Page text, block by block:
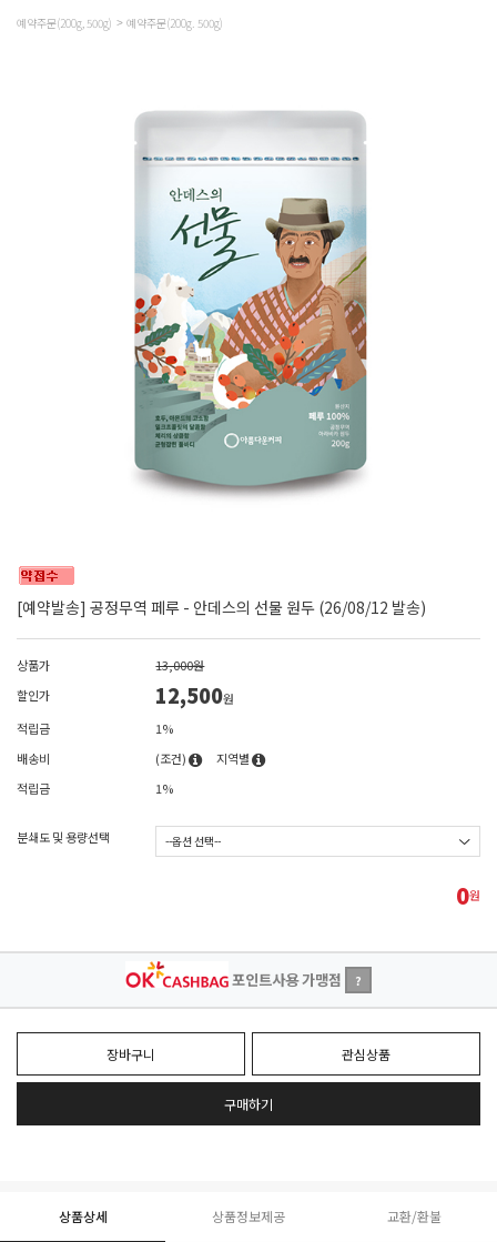
예약주문(200g, 500g) 예약주문(200g. 500g)
[예약발송] 공정무역 페루 - 안데스의 선물 원두 (26/08/12 발송)
상품가
13,000원
할인가
12,500원
적립금
1%
배송비
(조건)
지역별
적립금
1%
분쇄도 및 용량선택
0원
포인트사용 가맹점 ?
장바구니 관심상품
구매하기
상품상세 상품정보제공 교환/환불